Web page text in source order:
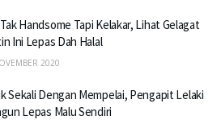
Handsome Tapi Kelakar, Lihat Gelagat
Ini Lepas Dah Halal
2020
Sekali Dengan Mempelai, Pengapit Lelaki
Lepas Malu Sendiri